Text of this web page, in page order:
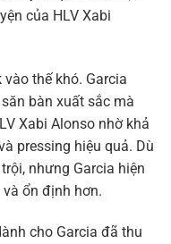
của HLV Xabi
thế khó. Garcia
bàn xuất sắc mà
Xabi Alonso nhờ khả
pressing hiệu quả. Dù
nhưng Garcia hiện
ổn định hơn.
cho Garcia đã thu